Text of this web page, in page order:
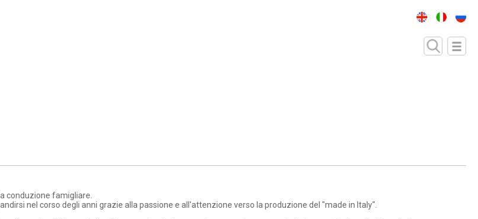
conduzione famigliare.
nel corso degli anni grazie alla passione e all'attenzione verso la produzione del "made in Italy".